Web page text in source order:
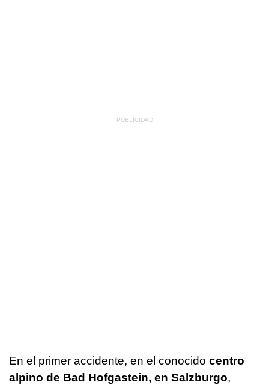
En el primer accidente, en el conocido centro
alpino de Bad Hofgastein, en Salzburgo,